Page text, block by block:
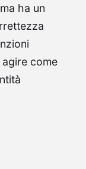
ha un
come